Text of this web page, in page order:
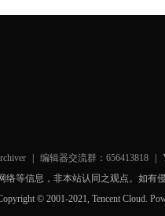
编辑器交流群：656413818
等信息，非本站认同之观点。如有
© 2001-2021, Tencent Cloud.